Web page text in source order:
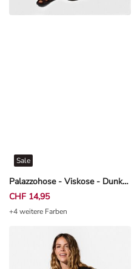
Palazzohose - Viskose - Dunkelbraun
Sale
CHF 14,95
+4 weitere Farben